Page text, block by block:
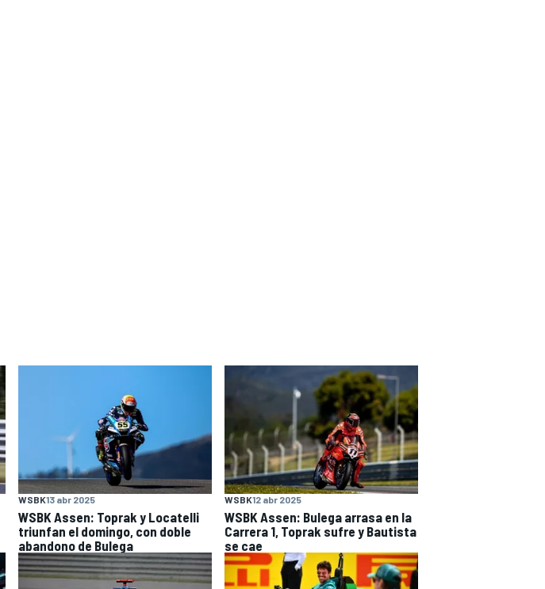
WSBK13 abr 2025
WSBK Assen: Toprak y Locatelli
triunfan el domingo, con doble
abandono de Bulega
WSBK12 abr 2025
WSBK Assen: Bulega arrasa en la
Carrera 1, Toprak sufre y Bautista
se cae